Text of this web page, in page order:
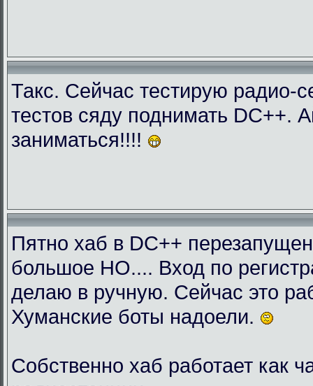
Такс. Сейчас тестирую радио-
тестов сяду поднимать DC++.
заниматься!!!!
Пятно хаб в DC++
большое НО.... Вход по
делаю в ручную. Сейчас это
Хуманские боты надоели.
Собственно хаб работает как